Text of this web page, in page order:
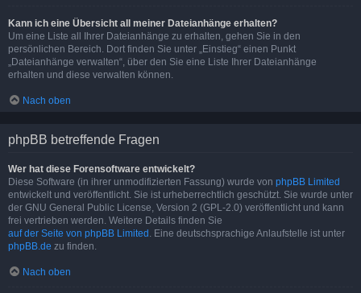
Kann ich eine Übersicht all meiner Dateianhänge erhalten?
Um eine Liste all Ihrer Dateianhänge zu erhalten, gehen Sie in den
persönlichen Bereich. Dort finden Sie unter „Einstieg“ einen Punkt
„Dateianhänge verwalten“, über den Sie eine Liste Ihrer Dateianhänge
erhalten und diese verwalten können.
Nach oben
phpBB betreffende Fragen
Wer hat diese Forensoftware entwickelt?
Diese Software (in ihrer unmodifizierten Fassung) wurde von phpBB Limited
entwickelt und veröffentlicht. Sie ist urheberrechtlich geschützt. Sie wurde unter
der GNU General Public License, Version 2 (GPL-2.0) veröffentlicht und kann
frei vertrieben werden. Weitere Details finden Sie
auf der Seite von phpBB Limited . Eine deutschsprachige Anlaufstelle ist unter
phpBB.de zu finden.
Nach oben